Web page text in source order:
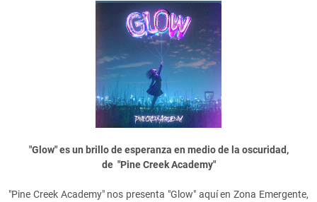
"Glow" es un brillo de esperanza en medio de la oscuridad,
de "Pine Creek Academy"
"Pine Creek Academy" nos presenta "Glow" aquí en Zona Emergente,